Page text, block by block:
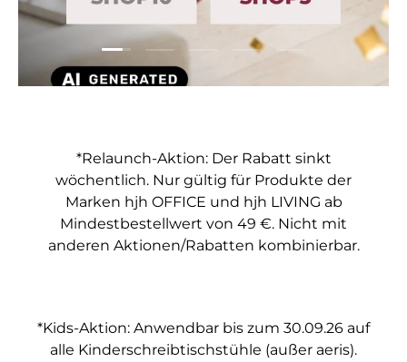
Folie laden 1 von 5
Folie laden 2 von 5
Folie laden 3 von 5
Folie laden 4 von 5
Folie laden 5
*Relaunch-Aktion: Der Rabatt sinkt
wöchentlich. Nur gültig für Produkte der
Marken hjh OFFICE und hjh LIVING ab
Mindestbestellwert von 49 €. Nicht mit
anderen Aktionen/Rabatten kombinierbar.
*Kids-Aktion: Anwendbar bis zum 30.09.26 auf
alle Kinderschreibtischstühle (außer aeris).